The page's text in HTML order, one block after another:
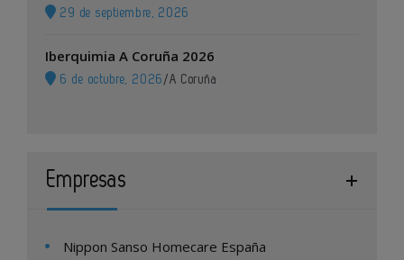
29 de septiembre, 2026
Iberquimia A Coruña 2026
6 de octubre, 2026 /A Coruña
Empresas
Nippon Sanso Homecare España